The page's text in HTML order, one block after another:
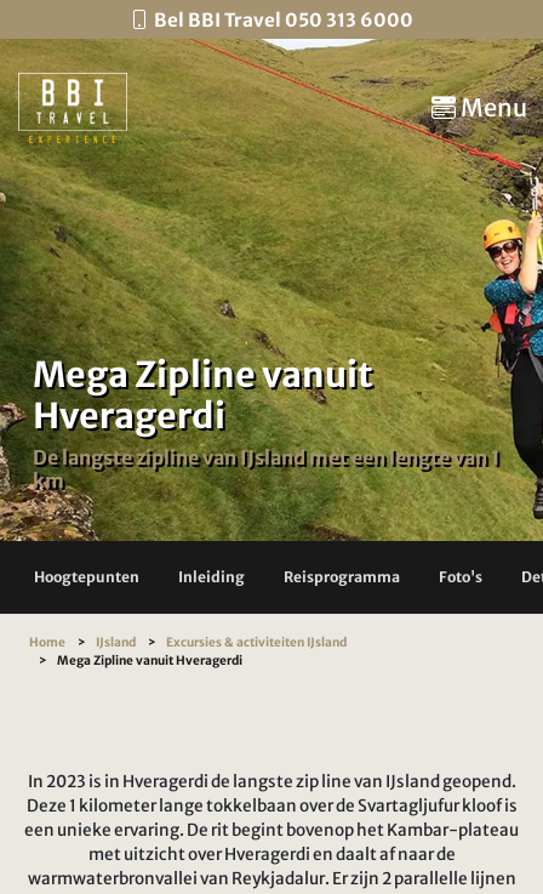
Bel BBI Travel 050 313 6000
Menu
Mega Zipline vanuit
Hveragerdi
De langste zipline van IJsland met een lengte van 1
km
Hoogtepunten Inleiding Reisprogramma Foto's
Home IJsland
Excursies & activiteiten IJsland
Mega Zipline vanuit Hveragerdi
In 2023 is in Hveragerdi de langste zip line van IJsland geopend.
Deze 1 kilometer lange tokkelbaan over de Svartagljufur kloof is
een unieke ervaring. De rit begint bovenop het Kambar-plateau
met uitzicht over Hveragerdi en daalt af naar de
warmwaterbronvallei van Reykjadalur. Er zijn 2 parallelle lijnen